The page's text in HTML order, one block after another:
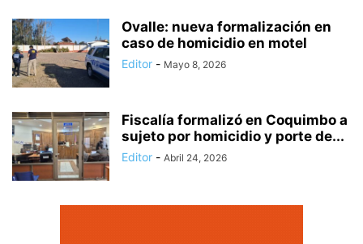
Ovalle: nueva formalización en
caso de homicidio en motel
Editor - Mayo 8, 2026
Fiscalía formalizó en Coquimbo a
sujeto por homicidio y porte de...
Editor - Abril 24, 2026